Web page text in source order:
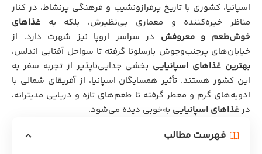
اسپانیا، کشوری با تاریخ پرفرازونشیب و فرهنگی پرنشاط، در کنار
مناظر خیره‌کننده و معماری بی‌نظیرش، بلکه به غذاهای
خوش‌طعم و معروفش در سراسر اروپا نیز شهرت دارد. از
خیابان‌های پرجنب‌وجوش بارسلونا گرفته تا سواحل آفتابی اندلس،
بهترین غذاهای اسپانیایی بخشی جدایی‌ناپذیر از تجربه سفر به
این کشور هستند. تأثیر همسایگان اسپانیا، از آفریقای شمالی با
ادویه‌های گرم و معطر گرفته تا طعم‌های تازه و دریایی مدیترانه،
در غذاهای اسپانیایی به‌خوبی دیده می‌شود.
فهرست مطالب